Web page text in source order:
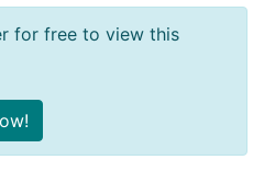
for free to view this